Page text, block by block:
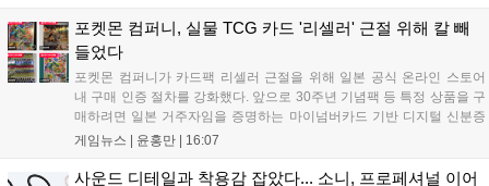
수요는 늘었으나 일반 재료는 현상을 유지하고 있으며, 영웅 등급 장비
와 무기는 서버별로 등락을 보이고 있습니다....
포켓몬 컴퍼니, 실물 TCG 카드 '리셀러' 근절 위해 칼 빼
들었다
포켓몬 컴퍼니가 카드팩 리셀러 근절을 위해 일본 공식 온라인 스토어
내 구매 인증 절차를 강화했다. 앞으로 30주년 기념팩 등 특정 상품을 구
매하려면 일본 거주자임을 증명하는 마이넘버카드 기반 디지털 신분증
이 필수다. 해당 상품들은 온라인 추첨제로만 판매되며, 이번 조치는 과
러한 정책이 시장 물량 안정화에 어떤 영향을 미칠지 업계의 이목이 쏠
게임뉴스 | 윤홍만 16:07
사운드 디테일과 착용감 잡았다... 소니, 프로페셔널 이어